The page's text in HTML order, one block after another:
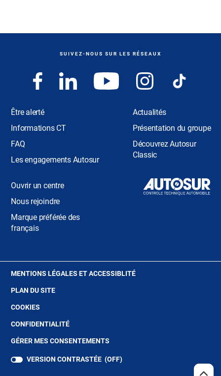
SUIVEZ-NOUS SUR LES RÉSEAUX
Être alerté
Informations CT
FAQ
Les engagements Autosur
Actualités
Présentation du groupe
Découvrez Autosur
Classic
Ouvrir un centre
Nous rejoindre
Marque préférée des
français
MENTIONS LÉGALES ET ACCESSIBLITÉ(OUVRE
PLAN DU SITE
COOKIES
UNE
FENÊTRE)
CONFIDENTIALITÉ(OUVRE
UNE
FENÊTRE)
GÉRER MES CONSENTEMENTS
VERSION CONTRASTÉE (OFF)